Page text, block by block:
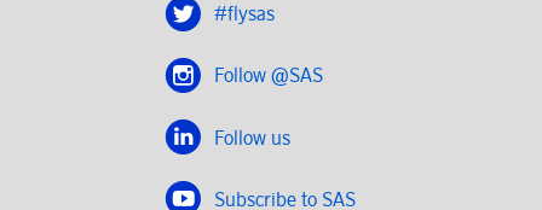
#flysas
Follow @SAS
Follow us
Subscribe to SAS